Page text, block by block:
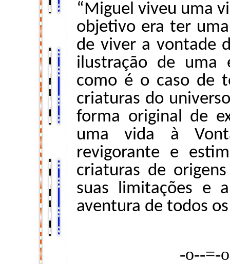
“Miguel viveu uma
objetivo era ter
de viver a vontade
ilustração de uma
como é o caso de
criaturas do
forma original de
uma vida à
revigorante e
criaturas de
suas limitações e
aventura de todos
-o--=-